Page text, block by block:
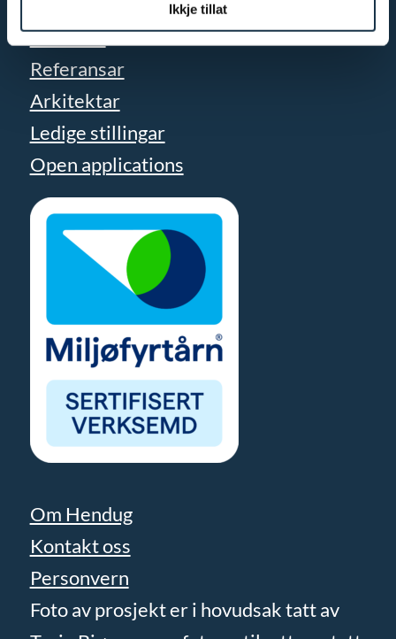
Ikkje tillat
Tenester
Referansar
Arkitektar
Ledige stillingar
Open applications
Om Hendug
Kontakt oss
Personvern
Foto av prosjekt er i hovudsak tatt av